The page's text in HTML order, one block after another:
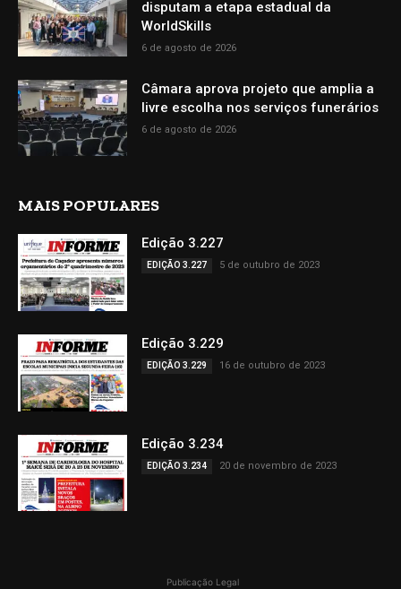
disputam a etapa estadual da
WorldSkills
6 de agosto de 2026
Câmara aprova projeto que amplia a
livre escolha nos serviços funerários
6 de agosto de 2026
MAIS POPULARES
Edição 3.227
EDIÇÃO 3.227 5 de outubro de 2023
Edição 3.229
EDIÇÃO 3.229 16 de outubro de 2023
Edição 3.234
EDIÇÃO 3.234 20 de novembro de 2023
Publicação Legal